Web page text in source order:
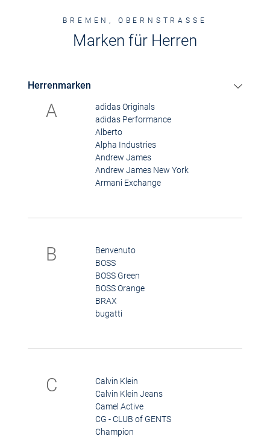
BREMEN, OBERNSTRASSE
Marken für Herren
Herrenmarken
A
adidas Originals
adidas Performance
Alberto
Alpha Industries
Andrew James
Andrew James New York
Armani Exchange
B
Benvenuto
BOSS
BOSS Green
BOSS Orange
BRAX
bugatti
C
Calvin Klein
Calvin Klein Jeans
Camel Active
CG - CLUB of GENTS
Champion